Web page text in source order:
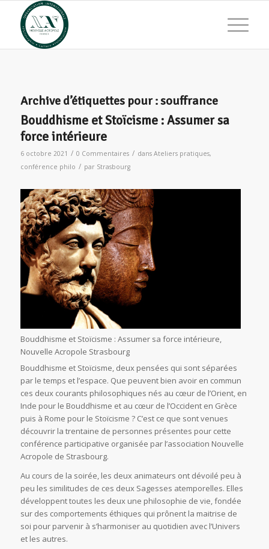
Archive d’étiquettes pour :souffrance
Bouddhisme et Stoïcisme : Assumer sa
force intérieure
6 octobre 2021 / 0 Commentaires / dans Ateliers pratiques,
conférence philo / par Strasbourg
Bouddhisme et Stoïcisme : Assumer sa force intérieure,
Nouvelle Acropole Strasbourg
Bouddhisme et Stoïcisme, deux pensées qui sont séparées
par le temps et l’espace. Que peuvent bien avoir en commun
ces deux courants philosophiques nés au cœur de l’Orient, en
Inde pour le Bouddhisme et au cœur de l’Occident en Grèce
puis à Rome pour le Stoïcisme ? C’est ce que sont venues
découvrir la trentaine de personnes présentes pour cette
conférence participative organisée par l’association Nouvelle
Acropole de Strasbourg.
Au cours de la soirée, les deux animateurs ont dévoilé peu à
peu les similitudes de ces deux Sagesses atemporelles. Elles
développent toutes les deux une philosophie de vie, fondée
sur des comportements éthiques qui prônent la maitrise de
soi pour parvenir à s’harmoniser au quotidien avec l’Univers
et les autres.